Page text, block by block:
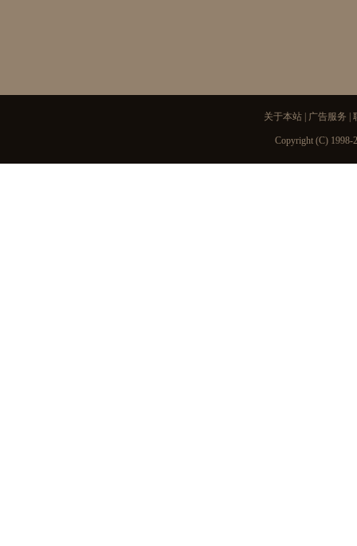
关于本站| 广告服务
Copyright (C) 1998-